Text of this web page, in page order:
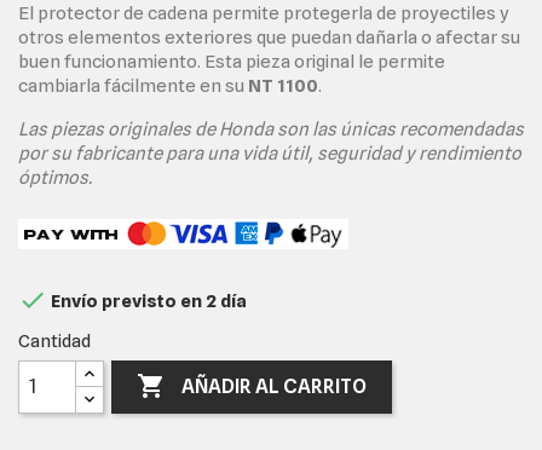
El protector de cadena permite protegerla de proyectiles y
otros elementos exteriores que puedan dañarla o afectar su
buen funcionamiento. Esta pieza original le permite
cambiarla fácilmente en su NT 1100.
Las piezas originales de Honda son las únicas recomendadas
por su fabricante para una vida útil, seguridad y rendimiento
óptimos.
 Envío previsto en 2 día
Cantidad
 AÑADIR AL CARRITO